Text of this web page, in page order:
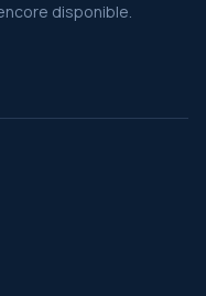
disponible.